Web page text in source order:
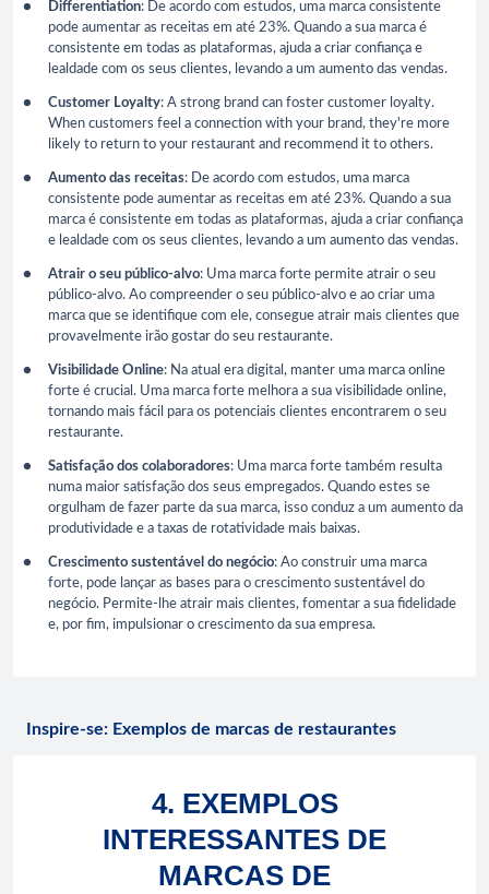
Differentiation: De acordo com estudos, uma marca consistente
pode aumentar as receitas em até 23%. Quando a sua marca é
consistente em todas as plataformas, ajuda a criar confiança e
lealdade com os seus clientes, levando a um aumento das vendas.
Customer Loyalty: A strong brand can foster customer loyalty.
When customers feel a connection with your brand, they're more
likely to return to your restaurant and recommend it to others.
Aumento das receitas: De acordo com estudos, uma marca
consistente pode aumentar as receitas em até 23%. Quando a sua
marca é consistente em todas as plataformas, ajuda a criar confiança
e lealdade com os seus clientes, levando a um aumento das vendas.
Atrair o seu público-alvo: Uma marca forte permite atrair o seu
público-alvo. Ao compreender o seu público-alvo e ao criar uma
marca que se identifique com ele, consegue atrair mais clientes que
provavelmente irão gostar do seu restaurante.
Visibilidade Online: Na atual era digital, manter uma marca online
forte é crucial. Uma marca forte melhora a sua visibilidade online,
tornando mais fácil para os potenciais clientes encontrarem o seu
restaurante.
Satisfação dos colaboradores: Uma marca forte também resulta
numa maior satisfação dos seus empregados. Quando estes se
orgulham de fazer parte da sua marca, isso conduz a um aumento da
produtividade e a taxas de rotatividade mais baixas.
Crescimento sustentável do negócio: Ao construir uma marca
forte, pode lançar as bases para o crescimento sustentável do
negócio. Permite-lhe atrair mais clientes, fomentar a sua fidelidade
e, por fim, impulsionar o crescimento da sua empresa.
Inspire-se: Exemplos de marcas de restaurantes
4. EXEMPLOS
INTERESSANTES DE
MARCAS DE